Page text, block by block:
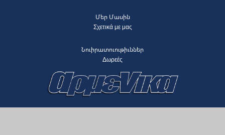
Մեր Մասին
Σχετικά με μας
Նուիրատուութիւններ
Δωρεές